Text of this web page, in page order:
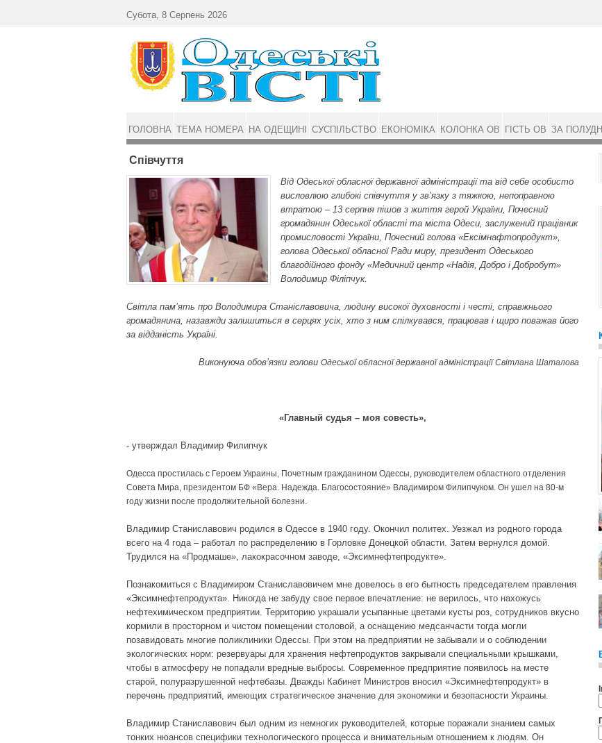
Співчуття
Від Одеської обласної державної адміністрації та від себе особисто
висловлюю глибокі співчуття у зв’язку з тяжкою, непоправною
втратою – 13 серп­ня пішов з життя герой України, Почесний
громадянин Одеської області та міста Одеси, заслужений працівник
промисловості України, Почесний голова «Ексімнафтопродукт»,
голова Одеської обласної Ради миру, президент Одеського
благодійного фонду «Медичний центр «Надія, Добро і Добробут»
Володимир Філіпчук.
Світла пам’ять про Володимира Станіславовича, людину високої духовності і честі, справжнього
громадянина, назавжди залишиться в серцях усіх, хто з ним спілкувався, працював і щиро поважав його
за відданість Україні.
Виконуюча обов’язки голови Одеської обласної державної адміністрації Світлана Шаталова
«Главный судья – моя совесть»,
- утверждал Владимир Филипчук
Одесса простилась с Героем Украины, Почетным гражданином Одессы, руководителем областного отделения
Совета Мира, президентом БФ «Вера. Надежда. Благосостояние» Владимиром Филипчуком. Он ушел на 80-м
году жизни после продолжительной болезни.
Владимир Станиславович родился в Одессе в 1940 году. Окончил политех. Уезжал из родного города
всего на 4 года – работал по распределению в Горловке Донецкой области. Затем вернулся домой.
Трудился на «Продмаше», лакокрасочном заводе, «Эксимнефтепродукте».
Познакомиться с Владимиром Станиславовичем мне довелось в его бытность председателем правления
«Эксимнефтепродукта». Никогда не забуду свое первое впечатление: не верилось, что нахожусь
нефтехимическом предприятии. Территорию украшали усыпанные цветами кусты роз, сотрудников вкусно
кормили в просторном и чистом помещении столовой, а оснащению медсанчасти тогда могли
позавидовать многие поликлиники Одессы. При этом на предприятии не забывали и о соблюдении
экологических норм: резервуары для хранения нефтепродуктов закрывали специальными крышками,
чтобы в атмосферу не попадали вредные выбросы. Современное предприятие появилось на месте
старой, полуразрушенной нефтебазы. Дважды Кабинет Министров вносил «Эксимнефтепродукт» в
перечень предприятий, имеющих стратегическое значение для экономики и безопасности Украины.
Владимир Станиславович был одним из немногих руководителей, которые поражали знанием самых
тонких нюансов специфики технологического процесса и внимательным отношением к людям. Он
Субота, 8 Серпень 2026
ГОЛОВНА ТЕМА НОМЕРА НА ОДЕЩИНІ СУСПІЛЬСТВО ЕКОНОМІКА КОЛОНКА ОВ ГІСТЬ ОВ ЗА